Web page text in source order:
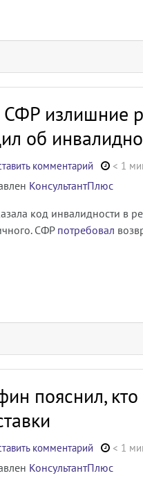
СФР излишние
об
комментарий < 1
КонсультантПлюс
код инвалидности в
СФР потребовал
пояснил,
комментарий < 1
КонсультантПлюс